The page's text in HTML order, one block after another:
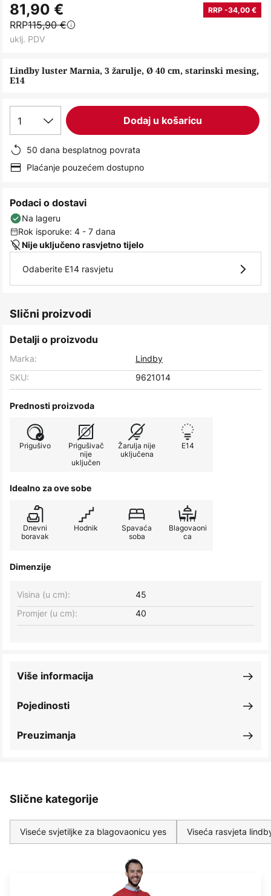
to
the
beginning
the
images
gallery
Lindby luster Marnia, 3 žarulje, Ø 40 cm, starinski mesing,
E14
81,90 € RRP -34,00 €
RRP115,90 €
uklj. PDV
1 Dodaj u košaricu
50 dana besplatnog povrata
Plaćanje pouzećem dostupno
Podaci o dostavi
Na lageru
Rok isporuke: 4 - 7 dana
Nije uključeno rasvjetno tijelo
Odaberite E14 rasvjetu
Slični proizvodi
Detalji o proizvodu
Marka:
Lindby
SKU:
9621014
Prednosti proizvoda
Prigušivo
Prigušivač
nije
uključen
Žarulja nije
uključena
E14
Idealno za ove sobe
Dnevni
boravak
Hodnik
Spavaća
soba
Blagovaoni
ca
Dimenzije
Visina (u cm):
45
Promjer (u cm):
40
Pojedinosti
Više informacija
Preuzimanja
Slične kategorije
Viseće svjetiljke za blagovaonicu yes Viseća rasvjeta